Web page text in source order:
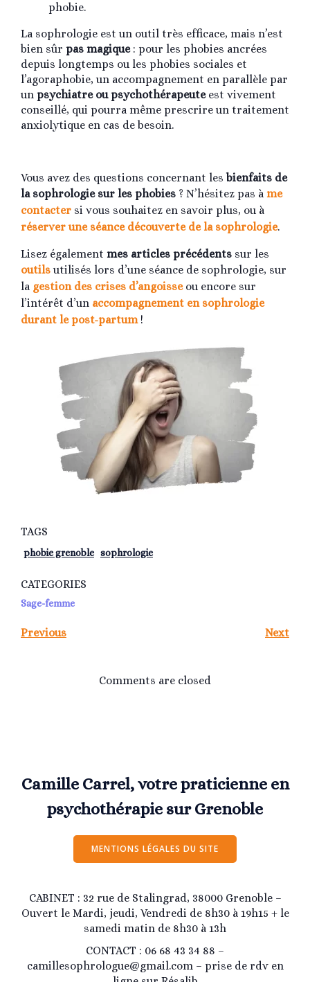
phobie.
La sophrologie est un outil très efficace, mais n’est
bien sûr pas magique: pour les phobies ancrées
depuis longtemps ou les phobies sociales et
l’agoraphobie, un accompagnement en parallèle par
un psychiatre ou psychothérapeuteest vivement
conseillé, qui pourra même prescrire un traitement
anxiolytique en cas de besoin.
Vous avez des questions concernant les bienfaits de
la sophrologie sur les phobies ? N’hésitez pas à me
contacter si vous souhaitez en savoir plus, ou à
réserver une séance découverte de la sophrologie.
Lisez également mes articles précédents sur les
outils utilisés lors d’une séance de sophrologie, sur
la gestion des crises d’angoisseou encore sur
l’intérêt d’un accompagnement en sophrologie
durant le post-partum !
TAGS
phobie grenoble sophrologie
CATEGORIES
Sage-femme
Previous Next
Comments are closed
Camille Carrel, votre praticienne en
psychothérapie sur Grenoble
MENTIONS LÉGALES DU SITE
CABINET : 32 rue de Stalingrad, 38000 Grenoble –
Ouvert le Mardi, jeudi, Vendredi de 8h30 à 19h15 + le
samedi matin de 8h30 à 13h
CONTACT : 06 68 43 34 88 –
camillesophrologue@gmail.com – prise de rdv en